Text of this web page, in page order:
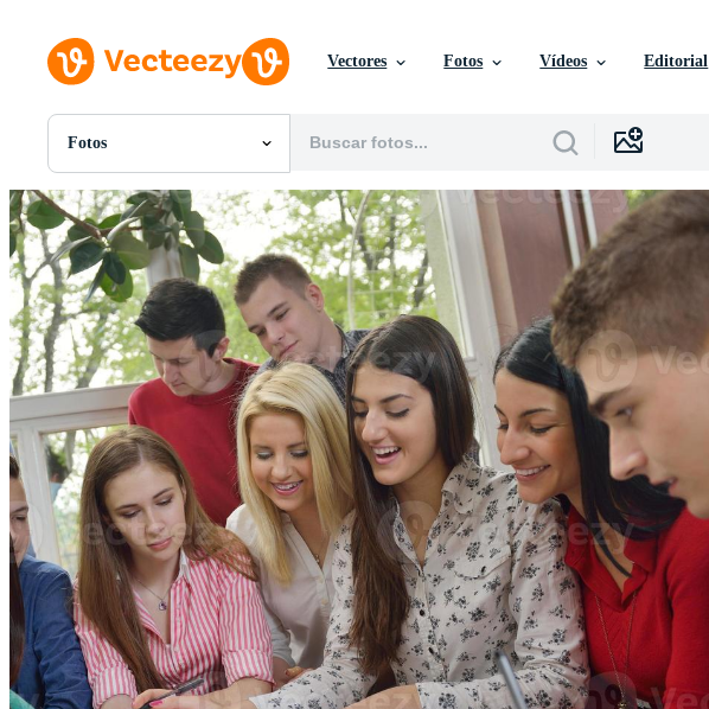
Vectores Fotos Vídeos Editorial
Fotos
Todas Imágenes
Fotos
PNGs
PSDs
SVGs
Plantillas
Vectores
Videos
Gráficos en Movimiento
Imágenes Editoriales
Eventos Editoriales